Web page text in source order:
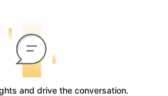
and drive the conversation.